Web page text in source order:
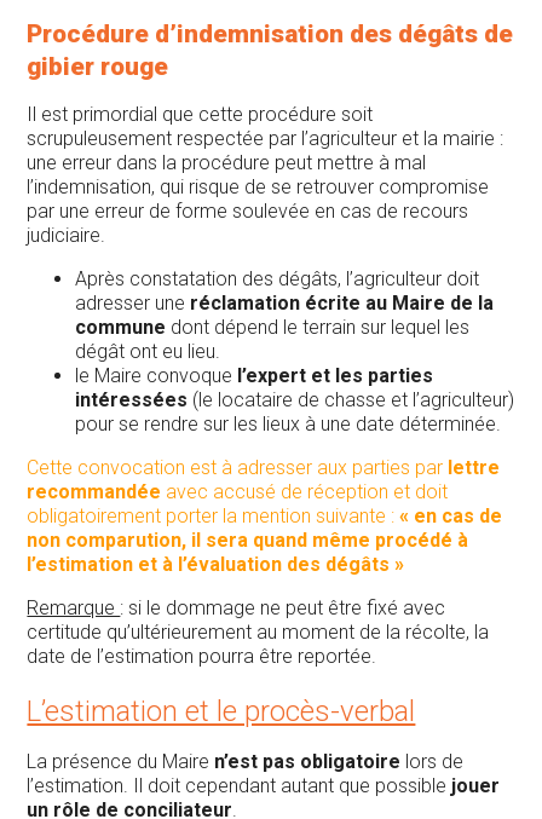
Procédure d’indemnisation des dégâts de
gibier rouge
Il est primordial que cette procédure soit
scrupuleusement respectée par l’agriculteur et la mairie :
une erreur dans la procédure peut mettre à mal
l’indemnisation, qui risque de se retrouver compromise
par une erreur de forme soulevée en cas de recours
judiciaire.
Après constatation des dégâts, l’agriculteur doit
adresser une réclamation écrite au Maire de la
commune dont dépend le terrain sur lequel les
dégât ont eu lieu.
le Maire convoque l’expert et les parties
intéressées (le locataire de chasse et l’agriculteur)
pour se rendre sur les lieux à une date déterminée.
Cette convocation est à adresser aux parties par lettre
recommandée avec accusé de réception et doit
obligatoirement porter la mention suivante :« en cas de
non comparution, il sera quand même procédé à
l’estimation et à l’évaluation des dégâts »
Remarque : si le dommage ne peut être fixé avec
certitude qu’ultérieurement au moment de la récolte, la
date de l’estimation pourra être reportée.
L’estimation et le procès-verbal
La présence du Maire n’est pas obligatoire lors de
l’estimation. Il doit cependant autant que possible jouer
un rôle de conciliateur